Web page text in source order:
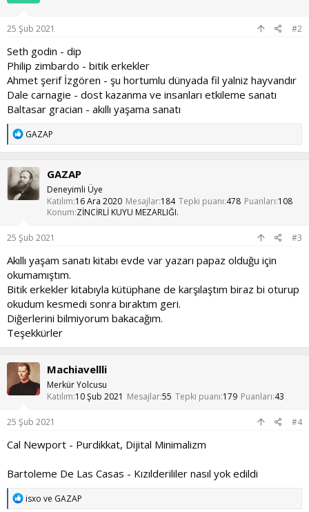
25 Şub 2021 #2
Seth godin - dip
Philip zimbardo - bitik erkekler
Ahmet şerif İzgören - şu hortumlu dünyada fil yalniz hayvandır
Dale carnagie - dost kazanma ve insanları etkileme sanatı
Baltasar gracian - akıllı yaşama sanatı
T
p
k
i
l
e
GAZAP
GAZAP
Deneyimli Üye
Katılım 16 Ara 2020 Mesajlar 184 Tepki puanı 478 Puanları 108
Konum ZİNCİRLİ KUYU MEZARLIĞI.
25 Şub 2021 #3
Akıllı yaşam sanatı kitabı evde var yazarı papaz olduğu için
okumamıştım.
Bitik erkekler kitabıyla kütüphane de karşılaştım biraz bi oturup
okudum kesmedi sonra bıraktım geri.
Diğerlerini bilmiyorum bakacağım.
Teşekkürler
Machiavellli
Merkür Yolcusu
Katılım 10 Şub 2021 Mesajlar55 Tepki puanı 179 Puanları 43
25 Şub 2021 #4
Cal Newport - Purdikkat, Dijital Minimalizm
Bartoleme De Las Casas - Kızılderililer nasıl yok edildi
T
isxo ve GAZAP